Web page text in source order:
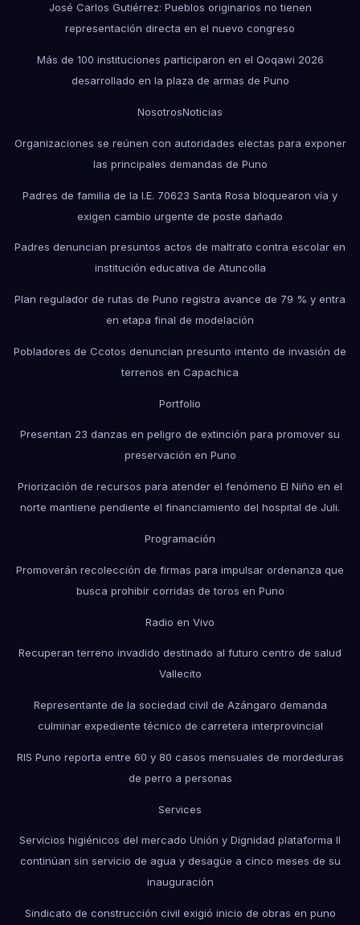
José Carlos Gutiérrez: Pueblos originarios no tienen
representación directa en el nuevo congreso
Más de 100 instituciones participaron en el Qoqawi 2026
desarrollado en la plaza de armas de Puno
NosotrosNoticias
Organizaciones se reúnen con autoridades electas para exponer
las principales demandas de Puno
Padres de familia de la I.E. 70623 Santa Rosa bloquearon vía y
exigen cambio urgente de poste dañado
Padres denuncian presuntos actos de maltrato contra escolar en
institución educativa de Atuncolla
Plan regulador de rutas de Puno registra avance de 79 % y entra
en etapa final de modelación
Pobladores de Ccotos denuncian presunto intento de invasión de
terrenos en Capachica
Portfolio
Presentan 23 danzas en peligro de extinción para promover su
preservación en Puno
Priorización de recursos para atender el fenómeno El Niño en el
norte mantiene pendiente el financiamiento del hospital de Juli.
Programación
Promoverán recolección de firmas para impulsar ordenanza que
busca prohibir corridas de toros en Puno
Radio en Vivo
Recuperan terreno invadido destinado al futuro centro de salud
Vallecito
Representante de la sociedad civil de Azángaro demanda
culminar expediente técnico de carretera interprovincial
RIS Puno reporta entre 60 y 80 casos mensuales de mordeduras
de perro a personas
Services
Servicios higiénicos del mercado Unión y Dignidad plataforma II
continúan sin servicio de agua y desagüe a cinco meses de su
inauguración
Sindicato de construcción civil exigió inicio de obras en puno